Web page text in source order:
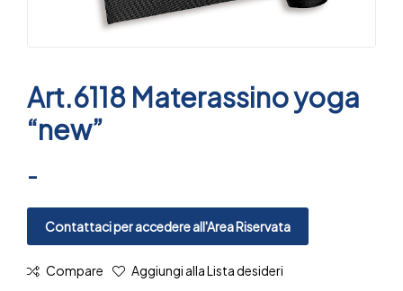
Art.6118 Materassino yoga
“new”
-
Contattaci per accedere all'Area Riservata
Compare Aggiungi alla Lista desideri